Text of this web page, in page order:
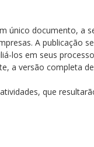
único documento, a
A publicação
los em seus
a versão completa
que